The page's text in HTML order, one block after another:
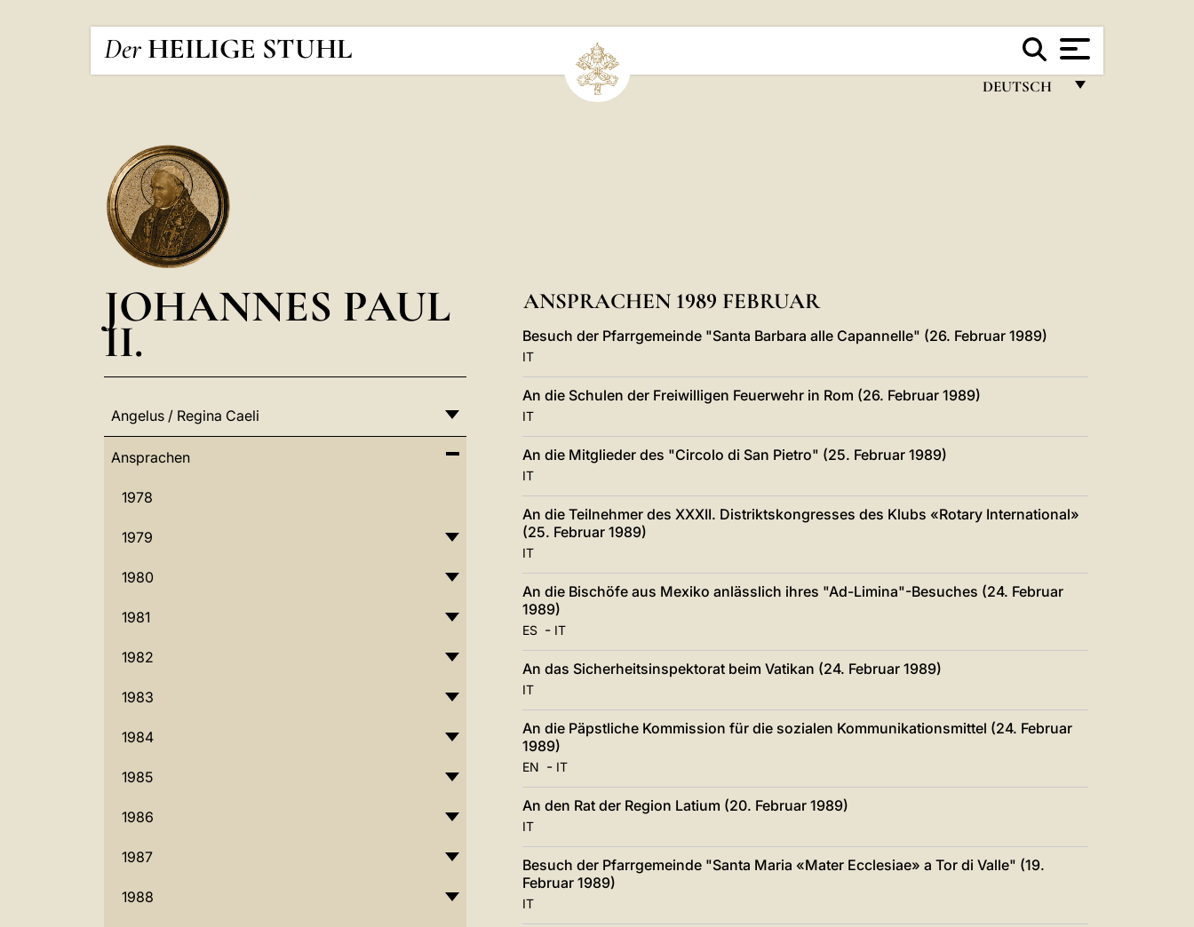
Der HEILIGE STUHL
DEUTSCH
POLSKI
LATINE
JOHANNES PAUL
II.
Angelus / Regina Caeli
Ansprachen
1978
1979
1980
1981
1982
1983
1984
1985
1986
1987
1988
ANSPRACHEN 1989 FEBRUAR
Besuch der Pfarrgemeinde "Santa Barbara alle Capannelle" (26. Februar 1989)
IT
An die Schulen der Freiwilligen Feuerwehr in Rom (26. Februar 1989)
IT
An die Mitglieder des "Circolo di San Pietro" (25. Februar 1989)
IT
An die Teilnehmer des XXXII. Distriktskongresses des Klubs «Rotary International»
(25. Februar 1989)
IT
An die Bischöfe aus Mexiko anlässlich ihres "Ad-Limina"-Besuches (24. Februar
1989)
ES- IT
An das Sicherheitsinspektorat beim Vatikan (24. Februar 1989)
IT
An die Päpstliche Kommission für die sozialen Kommunikationsmittel (24. Februar
1989)
EN - IT
An den Rat der Region Latium (20. Februar 1989)
IT
Besuch der Pfarrgemeinde "Santa Maria «Mater Ecclesiae» a Tor di Valle" (19.
Februar 1989)
IT